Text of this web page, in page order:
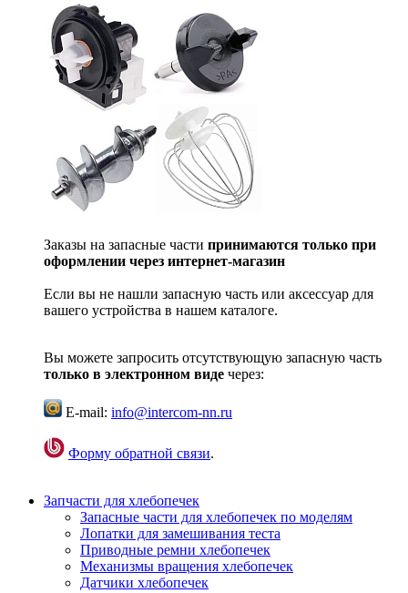
Заказы на запасные части принимаются только при
оформлении через интернет-магазин
Если вы не нашли запасную часть или аксессуар для
вашего устройства в нашем каталоге.
Вы можете запросить отсутствующую запасную часть
только в электронном виде через:
E-mail: info@intercom-nn.ru
Форму обратной связи.
Запчасти для хлебопечек
Запасные части для хлебопечек по моделям
Лопатки для замешивания теста
Приводные ремни хлебопечек
Механизмы вращения хлебопечек
Датчики хлебопечек